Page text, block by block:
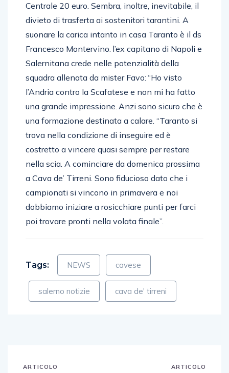
Centrale 20 euro. Sembra, inoltre, inevitabile, il
divieto di trasferta ai sostenitori tarantini. A
suonare la carica intanto in casa Taranto è il ds
Francesco Montervino. l’ex capitano di Napoli e
Salernitana crede nelle potenzialità della
squadra allenata da mister Favo: “Ho visto
l’Andria contro la Scafatese e non mi ha fatto
una grande impressione. Anzi sono sicuro che è
una formazione destinata a calare. “Taranto si
trova nella condizione di inseguire ed è
costretto a vincere quasi sempre per restare
nella scia. A cominciare da domenica prossima
a Cava de’ Tirreni. Sono fiducioso dato che i
campionati si vincono in primavera e noi
dobbiamo iniziare a rosicchiare punti per farci
poi trovare pronti nella volata finale”.
Tags: NEWS cavese
salerno notizie cava de' tirreni
ARTICOLO
ARTICOLO